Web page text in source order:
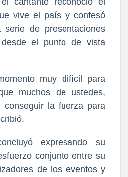
cantante reconoció el
vive el país y confesó
serie de presentaciones
el punto de vista
muy difícil para
muchos de ustedes,
conseguir la fuerza para
expresando su
conjunto entre su
de los eventos y